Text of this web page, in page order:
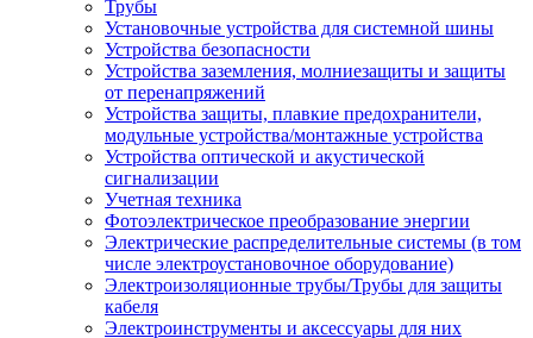
Трубы
Установочные устройства для системной шины
Устройства безопасности
Устройства заземления, молниезащиты и защиты
от перенапряжений
Устройства защиты, плавкие предохранители,
модульные устройства/монтажные устройства
Устройства оптической и акустической
сигнализации
Учетная техника
Фотоэлектрическое преобразование энергии
Электрические распределительные системы (в том
числе электроустановочное оборудование)
Электроизоляционные трубы/Трубы для защиты
кабеля
Электроинструменты и аксессуары для них